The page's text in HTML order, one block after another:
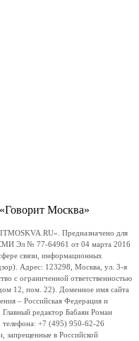
Москва»
Предназначено для
СМИ Эл № 77-64961 от 04 марта 2016
связи, информационных
Адрес: 123298, Москва, ул. 3-я
с ограниченной ответственностью
12, пом. 22). Доменное имя сайта
– Российская Федерация и
редактор Бабаян Роман
+7 (495) 950-62-26
запрещенные в Российской